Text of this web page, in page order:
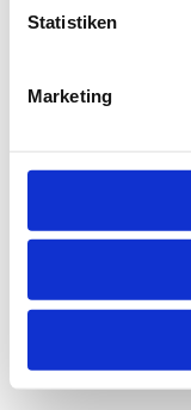
Statistiken
Marketing